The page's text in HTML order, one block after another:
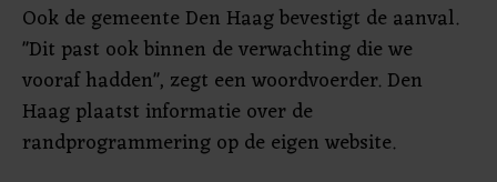
Ook de gemeente Den Haag bevestigt de aanval.
"Dit past ook binnen de verwachting die we
vooraf hadden", zegt een woordvoerder. Den
Haag plaatst informatie over de
randprogrammering op de eigen website.